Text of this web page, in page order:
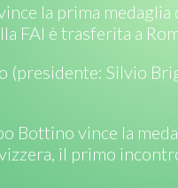
la prima
FAI è trasferita a
(presidente: Silvio
Bottino vince la
il primo